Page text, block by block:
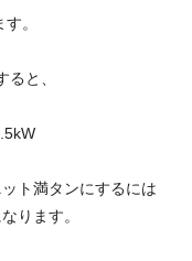
。
と、
ト満タンにするには
ります。